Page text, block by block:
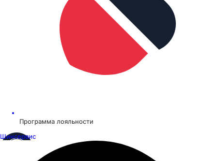
Программа лояльности
Шинсервис